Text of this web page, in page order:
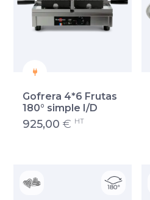
Gofrera 4*6 Frutas
180° simple I/D
925,00 € HT